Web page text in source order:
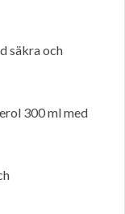
säkra och
300 ml med